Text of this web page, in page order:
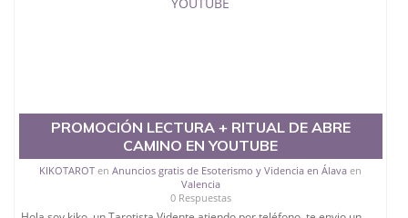
PROMOCIÓN LECTURA + RITUAL DE ABRE
CAMINO EN YOUTUBE
KIKOTAROT enAnuncios gratis de Esoterismo y Videncia en Álava en
Valencia
0 Respuestas